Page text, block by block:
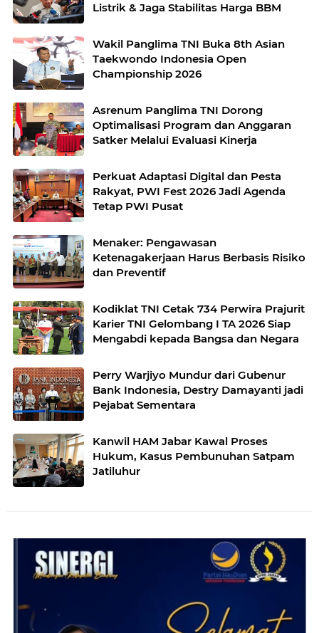
Listrik & Jaga Stabilitas Harga BBM
Wakil Panglima TNI Buka 8th Asian
Taekwondo Indonesia Open
Championship 2026
Asrenum Panglima TNI Dorong
Optimalisasi Program dan Anggaran
Satker Melalui Evaluasi Kinerja
Perkuat Adaptasi Digital dan Pesta
Rakyat, PWI Fest 2026 Jadi Agenda
Tetap PWI Pusat
Menaker: Pengawasan
Ketenagakerjaan Harus Berbasis Risiko
dan Preventif
Kodiklat TNI Cetak 734 Perwira Prajurit
Karier TNI Gelombang I TA 2026 Siap
Mengabdi kepada Bangsa dan Negara
Perry Warjiyo Mundur dari Gubenur
Bank Indonesia, Destry Damayanti jadi
Pejabat Sementara
Kanwil HAM Jabar Kawal Proses
Hukum, Kasus Pembunuhan Satpam
Jatiluhur